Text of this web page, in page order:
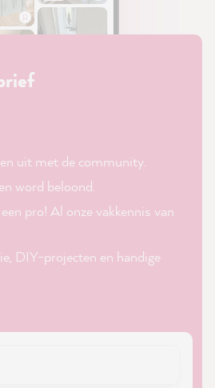
uit met de community.
word beloond.
pro! Al onze vakkennis van
DIY-projecten en handige